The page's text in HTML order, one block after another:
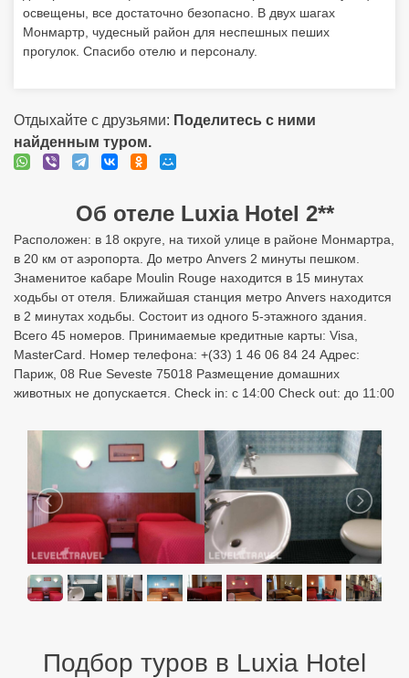
освещены, все достаточно безопасно. В двух шагах
Монмартр, чудесный район для неспешных пеших
прогулок. Спасибо отелю и персоналу.
Отдыхайте с друзьями: Поделитесь с ними
найденным туром.
Об отеле Luxia Hotel 2**
Расположен: в 18 округе, на тихой улице в районе Монмартра,
в 20 км от аэропорта. До метро Anvers 2 минуты пешком.
Знаменитое кабаре Moulin Rouge находится в 15 минутах
ходьбы от отеля. Ближайшая станция метро Anvers находится
в 2 минутах ходьбы. Состоит из одного 5-этажного здания.
Всего 45 номеров. Принимаемые кредитные карты: Visa,
MasterCard. Номер телефона: +(33) 1 46 06 84 24 Адрес:
Париж, 08 Rue Seveste 75018 Размещение домашних
животных не допускается. Check in: с 14:00 Check out: до 11:00
Подбор туров в Luxia Hotel